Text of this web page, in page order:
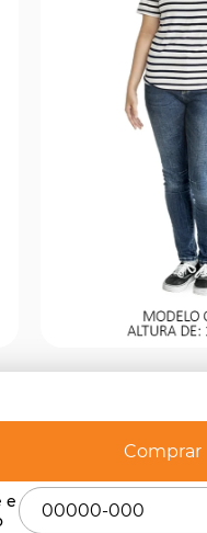
Comprar